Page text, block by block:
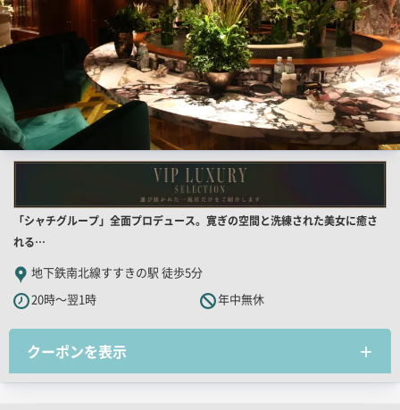
店
舗
PR
キ
ャ
ッ
コ
「シャチグループ」全面プロデュース。寛ぎの空間と洗練された美女に癒さ
れる…
地下鉄南北線すすきの駅 徒歩5分
20時～翌1時
年中無休
クーポンを表示